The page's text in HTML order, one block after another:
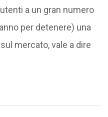
a un gran numero
per detenere) una
mercato, vale a dire